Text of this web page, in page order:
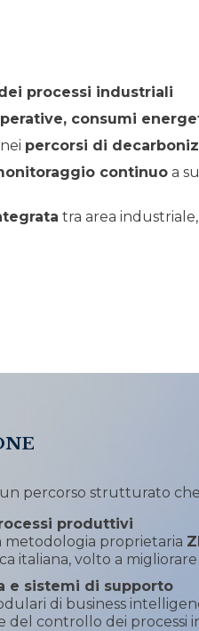
processi industriali
consumi
percorsi di
continuo a
tra area
percorso strutturato
produttivi
proprietaria
italiana, volto a
e sistemi di supporto
di business
del controllo dei processi